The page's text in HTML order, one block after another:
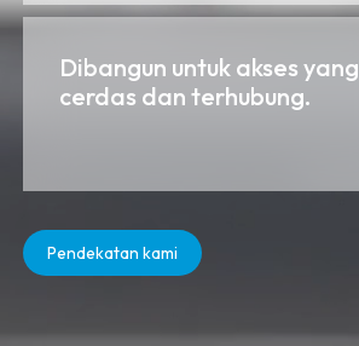
Dibangun untuk akses yang
cerdas dan terhubung.
Pendekatan kami